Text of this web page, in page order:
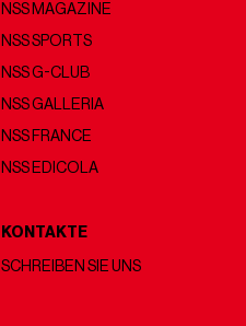
NSS MAGAZINE
NSS SPORTS
NSS G-CLUB
NSS GALLERIA
NSS FRANCE
NSS EDICOLA
KONTAKTE
SCHREIBEN SIE UNS